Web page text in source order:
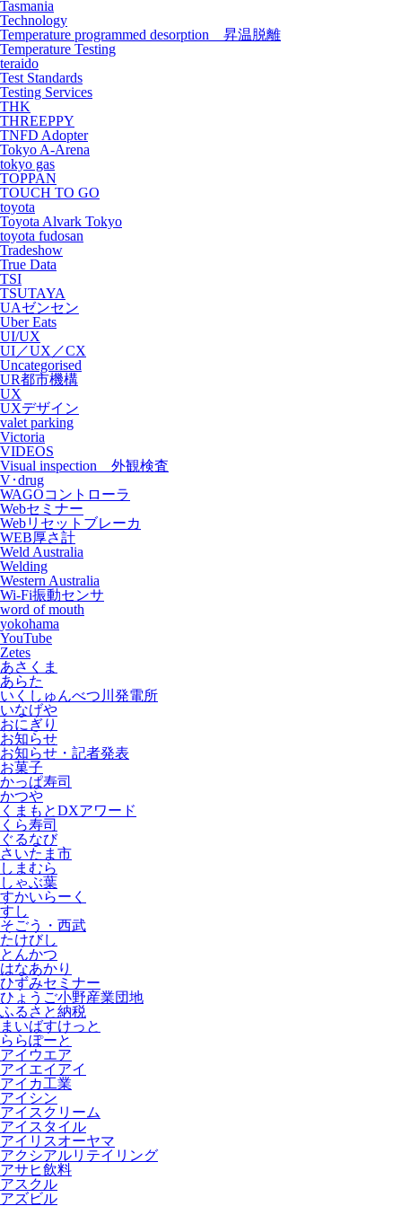
Tasmania
Technology
Temperature programmed desorption 昇温脱離
Temperature Testing
teraido
Test Standards
Testing Services
THK
THREEPPY
TNFD Adopter
Tokyo A-Arena
tokyo gas
TOPPAN
TOUCH TO GO
toyota
Toyota Alvark Tokyo
toyota fudosan
Tradeshow
True Data
TSI
TSUTAYA
UAゼンセン
Uber Eats
UI/UX
UI／UX／CX
Uncategorised
UR都市機構
UX
UXデザイン
valet parking
Victoria
VIDEOS
Visual inspection 外観検査
V･drug
WAGOコントローラ
Webセミナー
Webリセットブレーカ
WEB厚さ計
Weld Australia
Welding
Western Australia
Wi-Fi振動センサ
word of mouth
yokohama
YouTube
Zetes
あさくま
あらた
いくしゅんべつ川発電所
いなげや
おにぎり
お知らせ
お知らせ・記者発表
お菓子
かっぱ寿司
かつや
くまもとDXアワード
くら寿司
ぐるなび
さいたま市
しまむら
しゃぶ葉
すかいらーく
すし
そごう・西武
たけびし
とんかつ
はなあかり
ひずみセミナー
ひょうご小野産業団地
ふるさと納税
まいばすけっと
ららぽーと
アイウエア
アイエイアイ
アイカ工業
アイシン
アイスクリーム
アイスタイル
アイリスオーヤマ
アクシアルリテイリング
アサヒ飲料
アスクル
アズビル